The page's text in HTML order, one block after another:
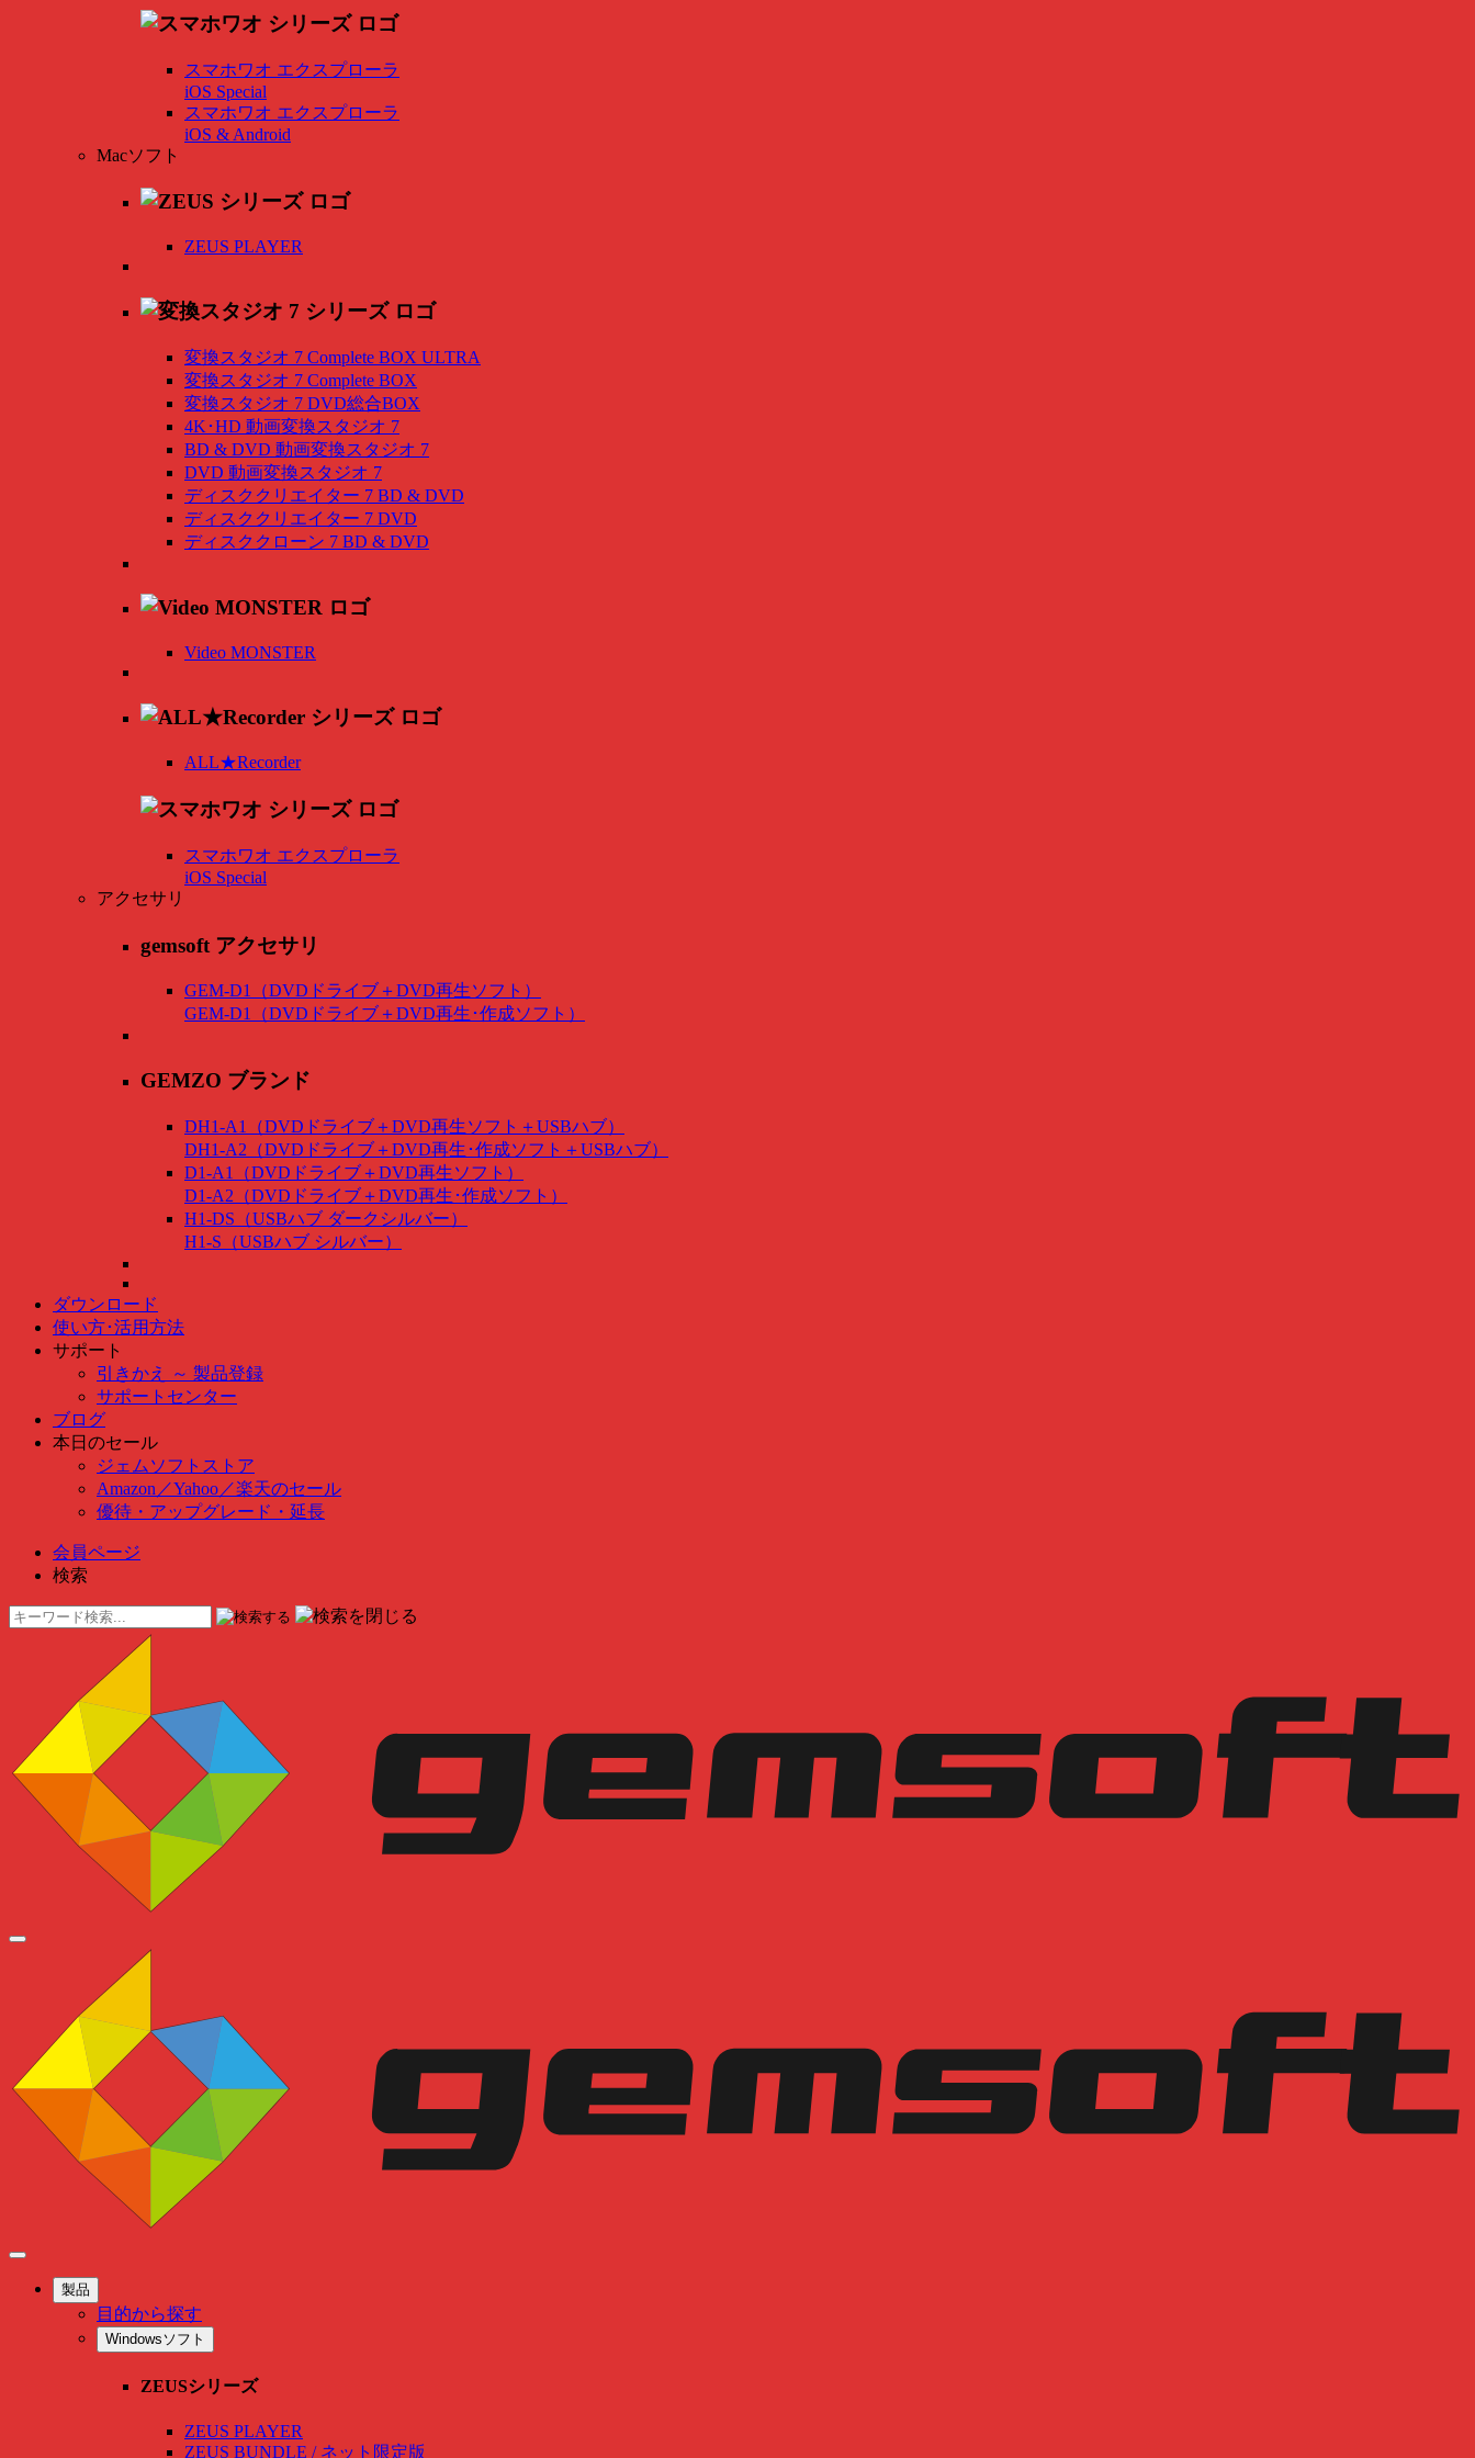
スマホワオ エクスプローラ
iOS Special
スマホワオ エクスプローラ
iOS & Android
Macソフト
ZEUS PLAYER
変換スタジオ 7 Complete BOX ULTRA
変換スタジオ 7 Complete BOX
変換スタジオ 7 DVD総合BOX
4K･HD 動画変換スタジオ 7
BD & DVD 動画変換スタジオ 7
DVD 動画変換スタジオ 7
ディスククリエイター 7 BD & DVD
ディスククリエイター 7 DVD
ディスククローン 7 BD & DVD
Video MONSTER
ALL★Recorder
スマホワオ エクスプローラ
iOS Special
アクセサリ
gemsoft アクセサリ
GEM-D1（DVDドライブ＋DVD再生ソフト）
GEM-D1（DVDドライブ＋DVD再生･作成ソフト）
GEMZO ブランド
DH1-A1（DVDドライブ＋DVD再生ソフト＋USBハブ）
DH1-A2（DVDドライブ＋DVD再生･作成ソフト＋USBハブ）
D1-A1（DVDドライブ＋DVD再生ソフト）
D1-A2（DVDドライブ＋DVD再生･作成ソフト）
H1-DS（USBハブ ダークシルバー）
H1-S（USBハブ シルバー）
ダウンロード
使い方･活用方法
サポート
引きかえ ～ 製品登録
サポートセンター
ブログ
本日のセール
ジェムソフトストア
Amazon ／Yahoo ／楽天のセール
優待・アップグレード・延長
会員ページ
検索
製品
目的から探す
Windowsソフト
ZEUSシリーズ
ZEUS PLAYER
ZEUS BUNDLE / ネット限定版